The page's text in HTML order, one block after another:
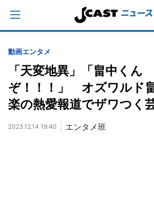
動画エンタメ
「天変地異」「畠中く
ぞ！！！」 オズワルド
楽の熱愛報道でザワつく
2023.12.14 19:40 エンタメ班